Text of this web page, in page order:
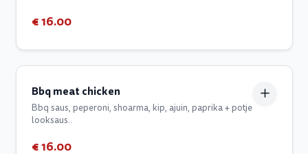
€ 16.00
Bbq meat chicken
Bbq saus, peperoni, shoarma, kip, ajuin, paprika + potje
looksaus..
€ 16.00